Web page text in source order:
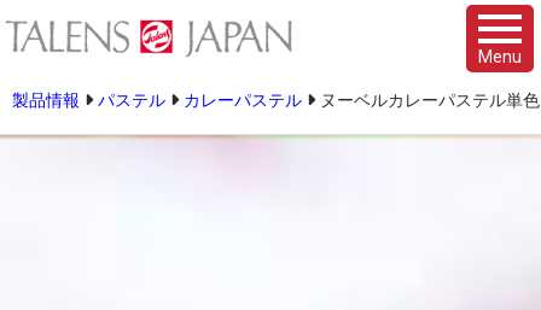
Menu
製品情報 パステル カレーパステル ヌーベルカレーパステル単色